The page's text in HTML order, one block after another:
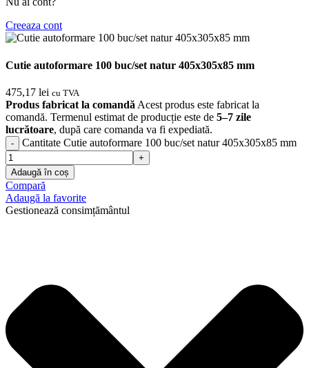
Creeaza cont
Cutie autoformare 100 buc/set natur 405x305x85 mm
475,17 lei cu TVA
Produs fabricat la comandă Acest produs este fabricat la
comandă. Termenul estimat de producție este de 5–7 zile
lucrătoare, după care comanda va fi expediată.
Cantitate Cutie autoformare 100 buc/set natur 405x305x85 mm
Adaugă în coș
Compară
Adaugă la favorite
Gestionează consimțământul